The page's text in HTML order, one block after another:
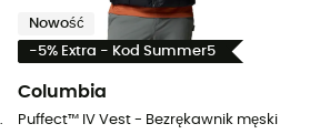
damski
Nowość
-5% Extra - Kod Summer5
Columbia
Puffect™ IV Vest - Bezrękawnik męski